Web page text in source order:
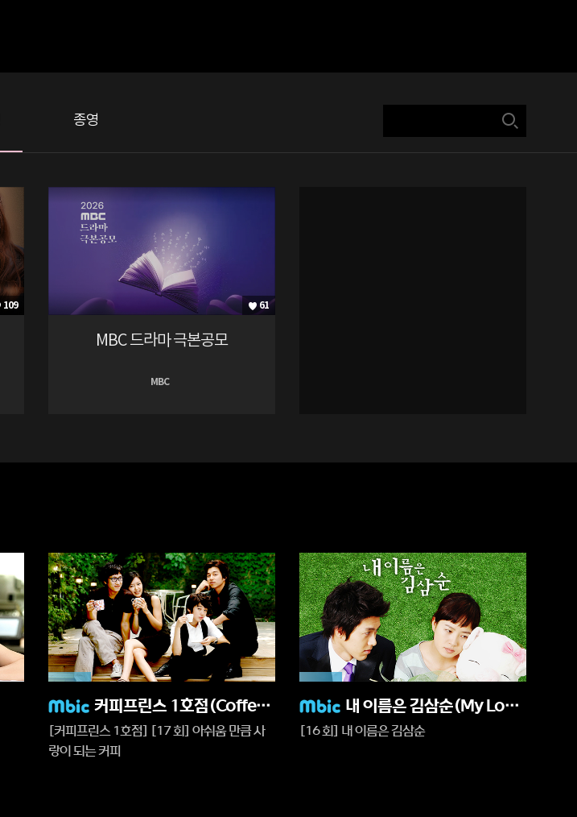
종영
109 61
MBC 드라마 극본공모
MBC
커피프린스 1호점(Coffee Prince)
[커피프린스 1호점] [17 회] 아쉬움 만큼 사
랑이 되는 커피
17%
재
생
중
내 이름은 김삼순(My Lovely Sam-soon)
[16 회] 내 이름은 김삼순
17%
재
생
중